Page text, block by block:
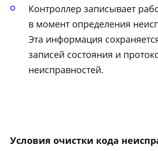
Контроллер записывает
в момент определения
Эта информация
записей состояния и
неисправностей.
Условия очистки кода